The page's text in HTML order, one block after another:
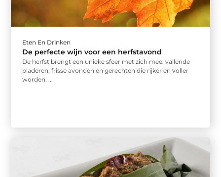
Eten En Drinken
De perfecte wijn voor een herfstavond
De herfst brengt een unieke sfeer met zich mee: vallende
bladeren, frisse avonden en gerechten die rijker en voller
worden. ...